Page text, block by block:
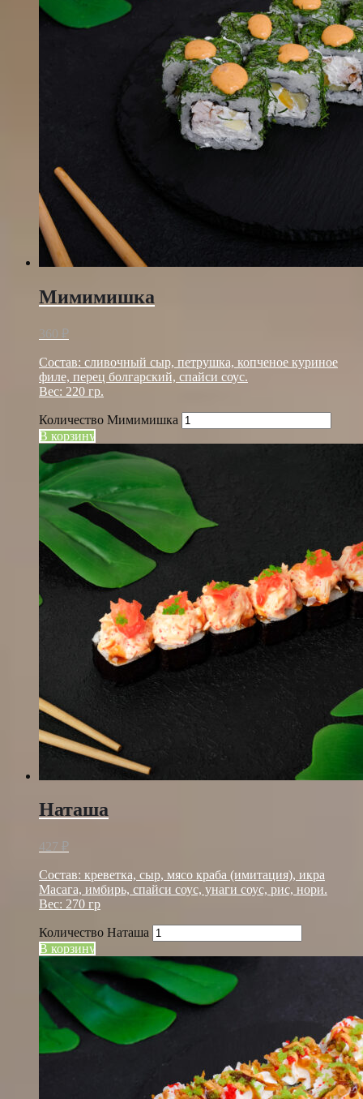
Мимимишка
360 ₽
Состав: сливочный сыр, петрушка, копченое куриное
филе, перец болгарский, спайси соус.
Вес: 220 гр.
Количество Мимимишка
В корзину
Наташа
427 ₽
Состав: креветка, сыр, мясо краба (имитация), икра
Масага, имбирь, спайси соус, унаги соус, рис, нори.
Вес: 270 гр
Количество Наташа
В корзину